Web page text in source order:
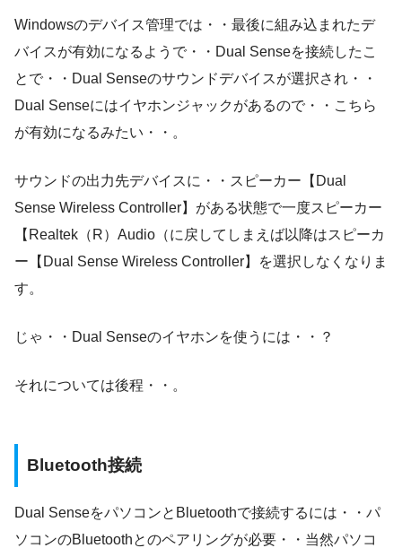
Windowsのデバイス管理では・・最後に組み込まれたデ
バイスが有効になるようで・・Dual Senseを接続したこ
とで・・Dual Senseのサウンドデバイスが選択され・・
Dual Senseにはイヤホンジャックがあるので・・こちら
が有効になるみたい・・。
サウンドの出力先デバイスに・・スピーカー【Dual
Sense Wireless Controller】がある状態で一度スピーカー
【Realtek（R）Audio（に戻してしまえば以降はスピーカ
ー【Dual Sense Wireless Controller】を選択しなくなりま
す。
じゃ・・Dual Senseのイヤホンを使うには・・？
それについては後程・・。
Bluetooth接続
Dual SenseをパソコンとBluetoothで接続するには・・パ
ソコンのBluetoothとのペアリングが必要・・当然パソコ